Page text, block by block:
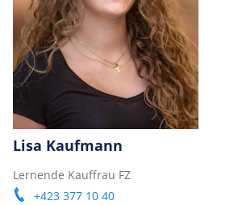
Lisa Kaufmann
Lernende Kauffrau FZ
+423 377 10 40